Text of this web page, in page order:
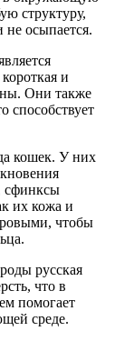
структуру,
не осыпается.
и
Они также
способствует
кошек. У них
сфинксы
их кожа и
чтобы
русская
что в
помогает
среде.